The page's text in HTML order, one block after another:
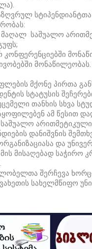
მაღალ საშუალო
მონაწილეობას.
მქონე პირთა
სტატუსის
თანხის სხვა
ამ წესით
საშუალო
დანიშვნის
და
მისაღებად საჭირო
შერჩევა
სახელმწიფო